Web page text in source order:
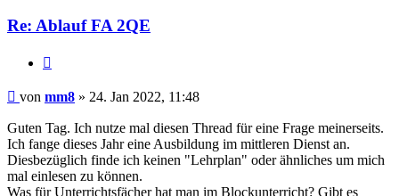
Re: Ablauf FA 2QE
Beitrag
von mm8 » 24. Jan 2022, 11:48
Guten Tag. Ich nutze mal diesen Thread für eine Frage meinerseits.
Ich fange dieses Jahr eine Ausbildung im mittleren Dienst an.
Diesbezüglich finde ich keinen "Lehrplan" oder ähnliches um mich
mal einlesen zu können.
Was für Unterrichtsfächer hat man im Blockunterricht? Gibt es